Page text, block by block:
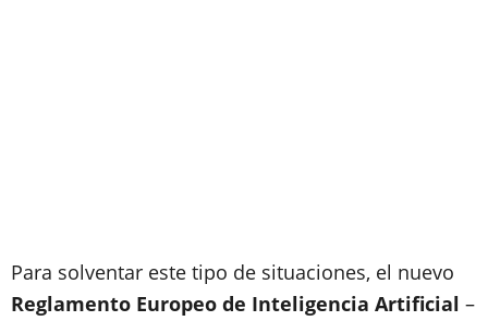
Para solventar este tipo de situaciones, el nuevo
Reglamento Europeo de Inteligencia Artificial –